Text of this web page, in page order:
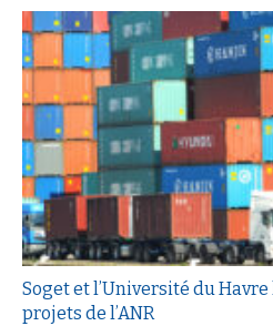
Soget et l’Université du
projets de l’ANR